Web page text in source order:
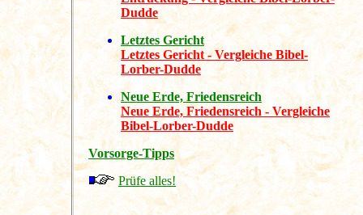
Dudde
Letztes Gericht
Letztes Gericht - Vergleiche Bibel-
Lorber-Dudde
Neue Erde, Friedensreich
Neue Erde, Friedensreich - Vergleiche
Bibel-Lorber-Dudde
Vorsorge-Tipps
Prüfe alles!